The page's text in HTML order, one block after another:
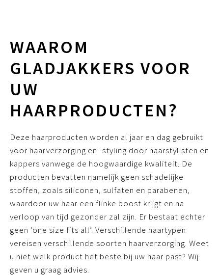
WAAROM
GLADJAKKERS VOOR
UW
HAARPRODUCTEN?
Deze haarproducten worden al jaar en dag gebruikt
voor haarverzorging en -styling door haarstylisten en
kappers vanwege de hoogwaardige kwaliteit. De
producten bevatten namelijk geen schadelijke
stoffen, zoals siliconen, sulfaten en parabenen,
waardoor uw haar een flinke boost krijgt en na
verloop van tijd gezonder zal zijn. Er bestaat echter
geen ‘one size fits all’. Verschillende haartypen
vereisen verschillende soorten haarverzorging. Weet
u niet welk product het beste bij uw haar past? Wij
geven u graag advies.